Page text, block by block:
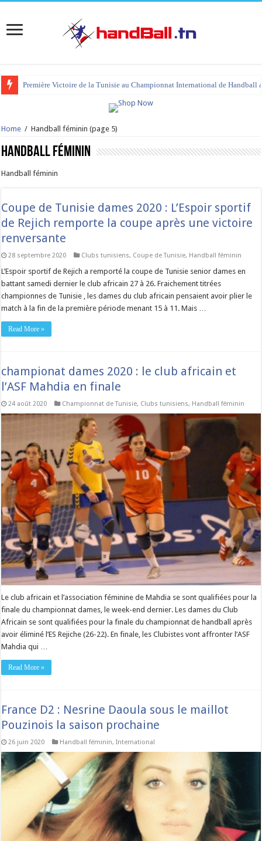
tournoi international Hammamet 2023 : programme et liste des joueurs
Home / Handball féminin (page 5)
Handball féminin
Handball féminin
Coupe de Tunisie dames 2020 : L’Espoir sportif
de Rejich remporte la coupe après une victoire
renversante
28 septembre 2020 Clubs tunisiens, Coupe de Tunisie, Handball féminin
L’Espoir sportif de Rejich a remporté la coupe de Tunisie senior dames en
battant samedi dernier le club africain 27 à 26. Fraichement titrées
championnes de Tunisie , les dames du club africain pensaient avoir plier le
match à la fin de la première période menant 15 à 11. Mais …
Read More »
championat dames 2020 : le club africain et
l’ASF Mahdia en finale
24 août 2020 Championnat de Tunisie, Clubs tunisiens, Handball féminin
Le club africain et l’association féminine de Mahdia se sont qualifiées pour la
finale du championnat dames, le week-end dernier. Les dames du Club
Africain se sont qualifiées pour la finale du championnat de handball après
avoir éliminé l’ES Rejiche (26-22). En finale, les Clubistes vont affronter l’ASF
Mahdia qui …
Read More »
France D2 : Nesrine Daoula sous le maillot
Pouzinois la saison prochaine
26 juin 2020 Handball féminin,International